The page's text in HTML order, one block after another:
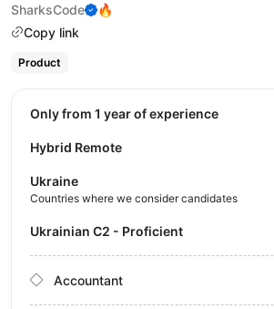
SharksCode
🔥
Copy link
Product
Only from 1 year of experience
Hybrid Remote
Ukraine
Countries where we consider candidates
Ukrainian C2 - Proficient
Accountant